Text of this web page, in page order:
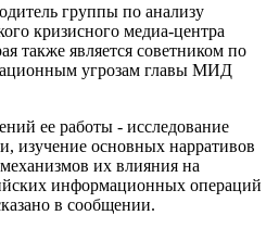
группы по анализу
кризисного медиа-центра
также является советником по
угрозам главы МИД
ее работы - исследование
изучение основных нарративов
их влияния на
информационных операций
в сообщении.